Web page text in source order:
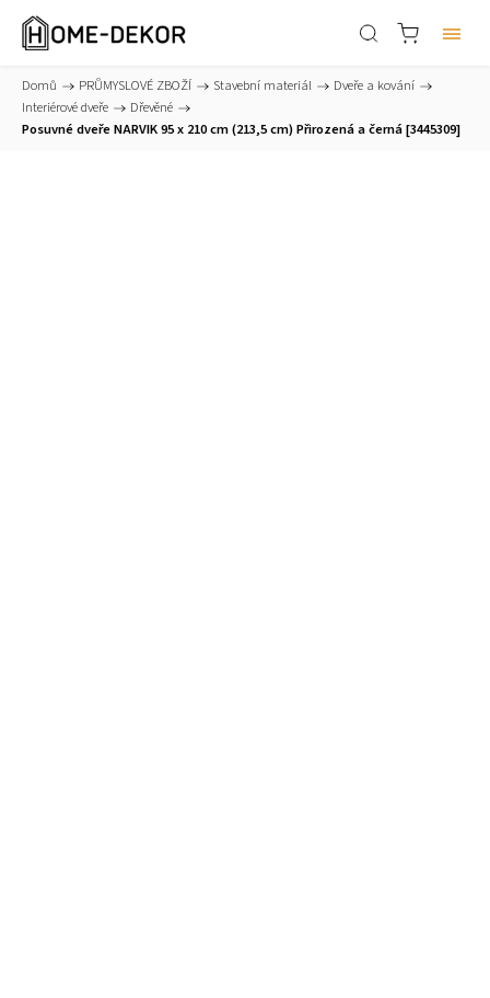
Domů / PRŮMYSLOVÉ ZBOŽÍ / Stavební materiál / Dveře a kování /
Interiérové dveře / Dřevěné /
Posuvné dveře NARVIK 95 x 210 cm (213,5 cm) Přirozená a černá [3445309]